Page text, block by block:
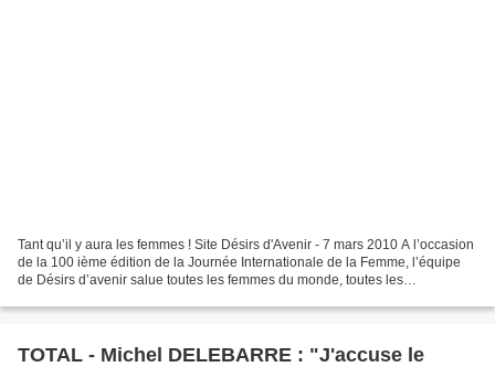
Tant qu’il y aura les femmes ! Site Désirs d'Avenir - 7 mars 2010 A l’occasion
de la 100 ième édition de la Journée Internationale de la Femme, l’équipe
de Désirs d’avenir salue toutes les femmes du monde, toutes les
TOTAL - Michel DELEBARRE : "J'accuse le